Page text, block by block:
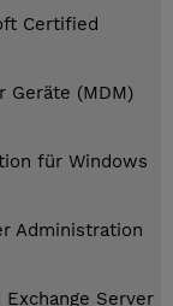
Certified
Geräte (MDM)
für Windows
Administration
Server